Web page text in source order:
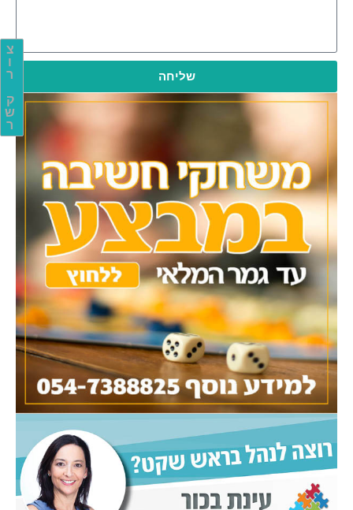
צ
ו
ר
ק
ש
ר
שליחה